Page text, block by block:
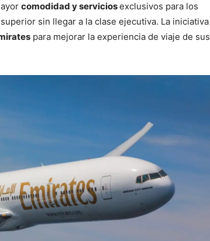
comodidad y serviciosexclusivos para los
sin llegar a la clase ejecutiva. La iniciativa
para mejorar la experiencia de viaje de sus